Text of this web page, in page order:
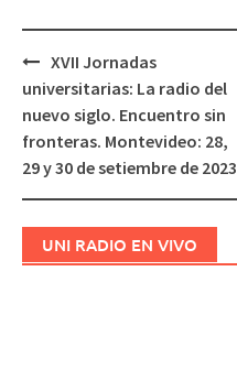
Navegación
de
entradas
XVII Jornadas
universitarias: La radio del
nuevo siglo. Encuentro sin
fronteras. Montevideo: 28,
29 y 30 de setiembre de 2023
UNI RADIO EN VIVO